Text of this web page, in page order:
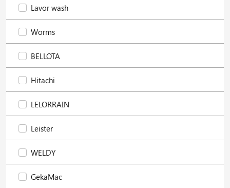
Lavor wash
Worms
BELLOTA
Hitachi
LELORRAIN
Leister
WELDY
GekaMac